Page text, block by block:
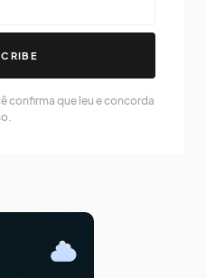
confirma que leu e concorda